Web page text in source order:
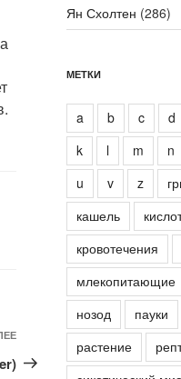
Следующая
запись
Ян Схолтен (286)
МЕТКИ
a b c d
k
l m n
u
v z
кашель
кровотечения
млекопитающие
нозод
пауки
растение